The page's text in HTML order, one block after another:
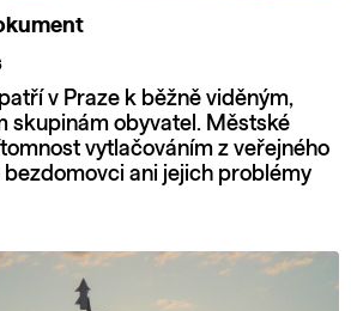
v Praze k běžně viděným,
skupinám obyvatel. Městské
vytlačováním z veřejného
ani jejich problémy